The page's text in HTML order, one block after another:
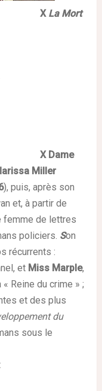
X La Mort
X Dame
Miller
), puis, après son
et, à partir de
femme de lettres
policiers. Son
récurrents :
et Miss Marple,
Reine du crime » ;
et des plus
du
sous le